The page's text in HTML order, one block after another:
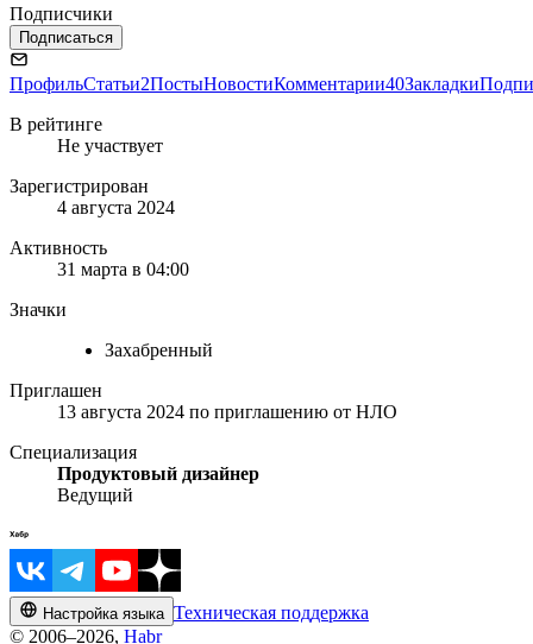
Подписчики
Подписаться
ПрофильСтатьи2ПостыНовостиКомментарии40Закладки
В рейтинге
Не участвует
Зарегистрирован
4 августа 2024
Активность
31 марта в 04:00
Значки
Захабренный
Приглашен
13 августа 2024 по приглашению от НЛО
Специализация
Продуктовый дизайнер
Ведущий
Настройка языка Техническая поддержка
© 2006–2026, Habr